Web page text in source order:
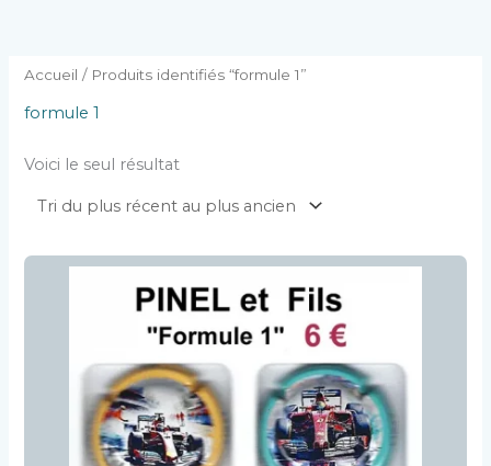
Accueil / Produits identifiés “formule 1”
formule 1
Voici le seul résultat